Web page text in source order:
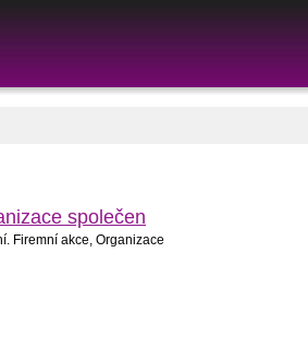
společen
Firemní akce, Organizace